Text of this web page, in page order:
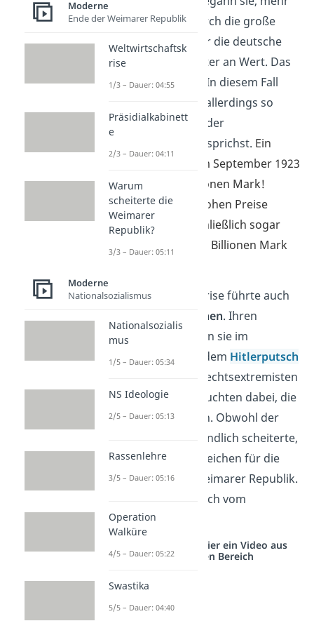
Geld zu drucken. Durch die große
Menge an Geld verlor die deutsche
Währung immer weiter an Wert. Das
nennst duInflation
. In diesem Fall
war der Wertverlust allerdings so
extrem, dass du von der
sprichst. Ein
einziges Ei kostete im September 1923
zum Beispiel 18 Millionen Mark!
Wegen der extrem hohen Preise
druckte der Staat schließlich sogar
Scheine, die mehrere Billionen Mark
Die wirtschaftliche Krise führte auch
politischen Unruhen. Ihren
Höhepunkt erreichten sie im
November 1923 mit dem Hitlerputsch
. Mehrere Tausend Rechtsextremisten
umAdolf Hitler
versuchten dabei, die
Regierung zu stürzen. Obwohl der
Putschversuch letztendlich scheiterte,
war er ein weiteres Zeichen für die
kritische Lage der Weimarer Republik.
Du sprichst daher auch vom
Krisenjahr 1923
Studyflix vernetzt: Hier ein Video aus
einem anderen Bereich
Moderne
Ende der Weimarer Republik
Weltwirtschaftsk
rise
1/3 – Dauer: 04:55
Präsidialkabinett
e
2/3 – Dauer: 04:11
Warum
scheiterte die
Weimarer
Republik?
3/3 – Dauer: 05:11
Moderne
Nationalsozialismus
Nationalsozialis
mus
1/5 – Dauer: 05:34
NS Ideologie
2/5 – Dauer: 05:13
Rassenlehre
3/5 – Dauer: 05:16
Operation
Walküre
4/5 – Dauer: 05:22
Swastika
5/5 – Dauer: 04:40